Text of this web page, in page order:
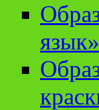
язык»